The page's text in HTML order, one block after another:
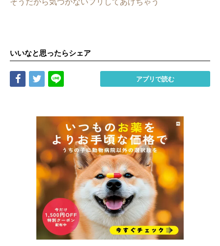
いいなと思ったらシェア
Share Tweet アプリで読む